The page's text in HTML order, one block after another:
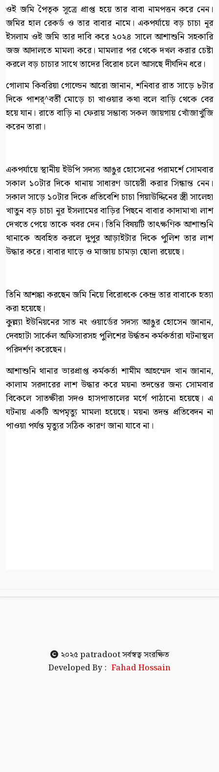
ওই জমি পৈতৃক সূত্রে প্রাপ্ত হয়ে তার বাবা নামপত্তন করে নেন।
জমির হাল রেকর্ড ও তার বাবার নামে। একপর্যায়ে বড় চাচা নূর
ইসলাম ওই জমি তার দাবি করে ২০২৪ সালে আশাশুনি সহকারি
জজ আদালতে মামলা করে। মামলার পর থেকে দখল করার চেষ্টা
করলে বড় চাচার সাথে তাদের বিরোধ চলে আসছে দীর্ঘদিন ধরে।
গোলাম কিবরিয়া গোল্ডেন আরো জানান, শনিবার রাত সাড়ে ৮টার
দিকে পাশর্^বর্তী মোড়ে চা খাওয়ার কথা বলে বাড়ি থেকে বের
হয়ে যান। রাতে বাড়ি না ফেরায় সম্ভাব্য সকল জায়গায় খোঁজাখুঁজি
করেন তারা।
একপর্যায়ে স্থানীয় ইউপি সদস্য আঙুর হোসেনের পরামর্শে সোমবার
সকাল ১০টার দিকে থানায় সাধারণ ডায়েরী করার সিন্ধান্ত নেন।
সকাল সাড়ে ১০টার দিকে প্রতিবেশি চাচা গিয়াউদ্দিনের স্ত্রী সালেহা
খাতুন বড় চাচা নূর ইসলামের বাড়ির পিছনে বাবার কাদামাখা লাশ
দেখতে পেয়ে তাকে খবর দেন। তিনি বিষয়টি তাৎক্ষণিক আশাশুনি
থানাকে অবহিত করলে দুপুর আড়াইটার দিকে পুলিশ তার লাশ
উদ্ধার করে। বাবার ঘাড়ে ও মাজায় চামড়া ছোলা রয়েছে।
তিনি আশঙ্কা করছেন জমি নিয়ে বিরোধকে কেন্দ্র তার বাবাকে হত্যা
করা হয়েছে।
কুল্ল্যা ইউনিয়নের সাত নং ওয়ার্ডের সদস্য আঙুর হোসেন জানান,
দেবহাটা সার্কেল অফিসারসহ পুলিশের উর্দ্ধতন কর্মকর্তারা ঘটনাস্থল
পরিদর্শণ করেছেন।
আশাশুনি থানার ভারপ্রাপ্ত কর্মকর্তা শামীম আহম্মেদ খান জানান,
কালাম সরদারের লাশ উদ্ধার করে ময়না তদন্তের জন্য সোমবার
বিকেলে সাতক্ষীরা সদও হাসপাতালের মর্গে পাঠানো হয়েছে। এ
ঘটনায় একটি অপমৃত্যু মামলা হয়েছে। ময়না তদন্ত প্রতিবেদন না
পাওয়া পর্যন্ত মৃত্যুর সঠিক কারণ জানা যাবে না।
২০২৫ patradootসর্বস্বত্ব সংরক্ষিত
Developed By : Fahad Hossain